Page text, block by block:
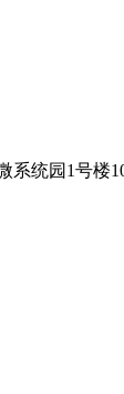
系统园1号楼